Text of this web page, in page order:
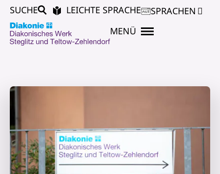
SUCHE LEICHTE SPRACHE
SPRACHEN
MENÜ